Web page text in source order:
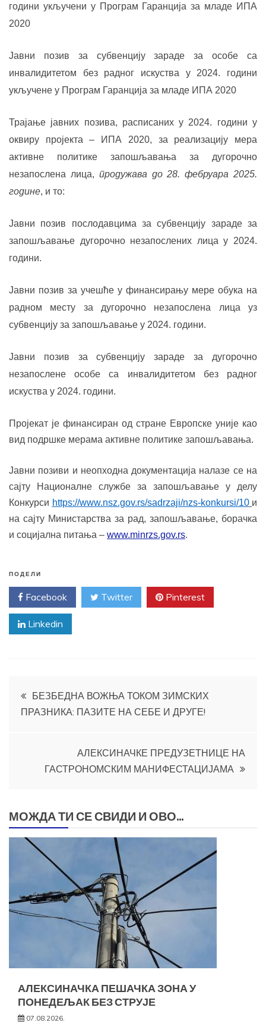
години укључени у Програм Гаранција за младе ИПА
2020
Јавни позив за субвенцију зараде за особе са
инвалидитетом без радног искуства у 2024. години
укључене у Програм Гаранција за младе ИПА 2020
Трајање јавних позива, расписаних у 2024. години у
оквиру пројекта – ИПА 2020, за реализацију мера
активне политике запошљавања за дугорочно
незапослена лица, продужава до 28. фебруара 2025.
године, и то:
Јавни позив послодавцима за субвенцију зараде за
запошљавање дугорочно незапослених лица у 2024.
години.
Јавни позив за учешће у финансирању мере обука на
радном месту за дугорочно незапослена лица уз
субвенцију за запошљавање у 2024. години.
Јавни позив за субвенцију зараде за дугорочно
незапослене особе са инвалидитетом без радног
искуства у 2024. години.
Пројекат је финансиран од стране Европске уније као
вид подршке мерама активне политике запошљавања.
Јавни позиви и неопходна документација налазе се на
сајту Националне службе за запошљавање у делу
Конкурси https://www.nsz.gov.rs/sadrzaji/nzs-konkursi/10 и
на сајту Министарства за рад, запошљавање, борачка
и социјална питања – www.minrzs.gov.rs.
ПОДЕЛИ
Facebook Twitter Pinterest
Linkedin
Кретање
чланка
БЕЗБЕДНА ВОЖЊА ТОКОМ ЗИМСКИХ
ПРАЗНИКА: ПАЗИТЕ НА СЕБЕ И ДРУГЕ!
АЛЕКСИНАЧКЕ ПРЕДУЗЕТНИЦЕ НА
ГАСТРОНОМСКИМ МАНИФЕСТАЦИЈАМА
МОЖДА ТИ СЕ СВИДИ И ОВО...
АЛЕКСИНАЧКА ПЕШАЧКА ЗОНА У
ПОНЕДЕЉАК БЕЗ СТРУЈЕ
07.08.2026.